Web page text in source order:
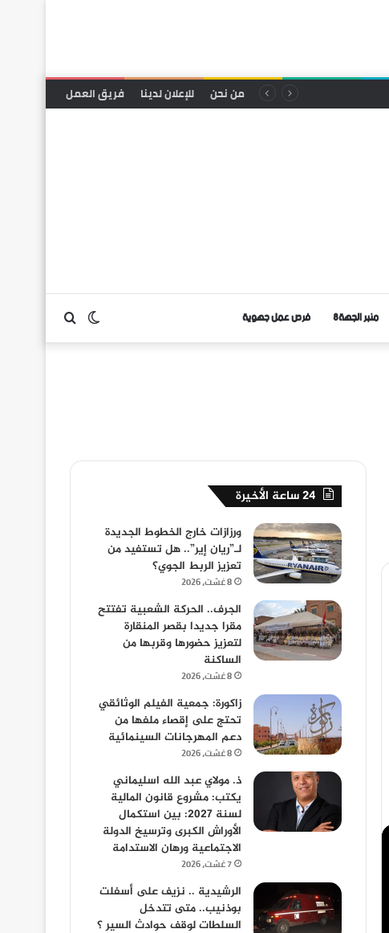
من نحن للإعلان لدينا فريق العمل
منبر الجهة8 فرص عمل جهوية
24 ساعة الأخيرة
ورزازات خارج الخطوط الجديدة
لـ”ريان إير”.. هل تستفيد من
تعزيز الربط الجوي؟
8 غشت، 2026
الجرف.. الحركة الشعبية تفتتح
مقرا جديدا بقصر المنقارة
لتعزيز حضورها وقربها من
الساكنة
8 غشت، 2026
زاكورة: جمعية الفيلم الوثائقي
تحتج على إقصاء ملفها من
دعم المهرجانات السينمائية
8 غشت، 2026
ذ. مولاي عبد الله اسليماني
يكتب: مشروع قانون المالية
لسنة 2027: بين استكمال
الأوراش الكبرى وترسيخ الدولة
الاجتماعية ورهان الاستدامة
7 غشت، 2026
الرشيدية .. نزيف على أسفلت
بوذنيب.. متى تتدخل
السلطات لوقف حوادث السير ؟